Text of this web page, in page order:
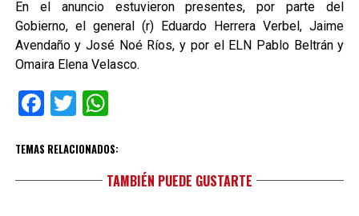
En el anuncio estuvieron presentes, por parte del
Gobierno, el general (r) Eduardo Herrera Verbel, Jaime
Avendaño y José Noé Ríos, y por el ELN Pablo Beltrán y
Omaira Elena Velasco.
Facebook
TwitterWhatsApp
TEMAS RELACIONADOS:
TAMBIÉN PUEDE GUSTARTE